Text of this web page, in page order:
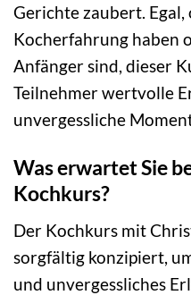
Gerichte zaubert. Egal,
Kocherfahrung haben
Anfänger sind, dieser
Teilnehmer wertvolle
unvergessliche
Was erwartet Sie
Kochkurs?
Der Kochkurs mit
sorgfältig konzipiert,
und unvergessliches